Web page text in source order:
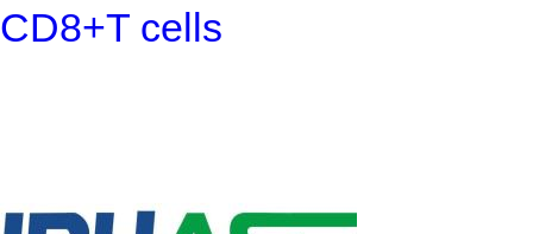
CD8+T cells